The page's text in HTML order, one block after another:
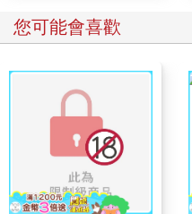
您可能會喜歡